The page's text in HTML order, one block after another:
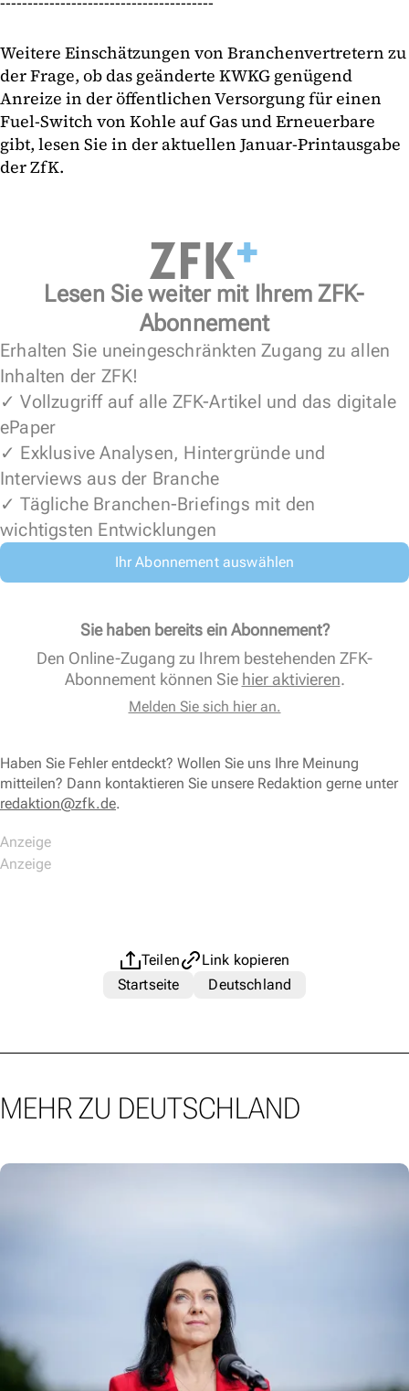
Weitere Einschätzungen von Branchenvertretern zu
der Frage, ob das geänderte KWKG genügend
Anreize in der öffentlichen Versorgung für einen
Fuel-Switch von Kohle auf Gas und Erneuerbare
gibt, lesen Sie in der aktuellen Januar-Printausgabe
der ZfK.
Lesen Sie weiter mit Ihrem ZFK-
Abonnement
Erhalten Sie uneingeschränkten Zugang zu allen
Inhalten der ZFK!
✓ Vollzugriff auf alle ZFK-Artikel und das digitale
ePaper
✓ Exklusive Analysen, Hintergründe und
Interviews aus der Branche
✓ Tägliche Branchen-Briefings mit den
wichtigsten Entwicklungen
Ihr Abonnement auswählen
Sie haben bereits ein Abonnement?
Den Online-Zugang zu Ihrem bestehenden ZFK-
Abonnement können Sie hier aktivieren.
Melden Sie sich hier an.
Haben Sie Fehler entdeckt? Wollen Sie uns Ihre Meinung
mitteilen? Dann kontaktieren Sie unsere Redaktion gerne unter
redaktion@zfk.de.
Teilen
Link kopieren
Startseite
Deutschland
MEHR ZU DEUTSCHLAND